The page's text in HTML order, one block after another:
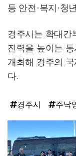
등 안전·복지·청
경주시는 확대간
진력을 높이는
개최해 경주의
다.
경주시 주낙
라
인